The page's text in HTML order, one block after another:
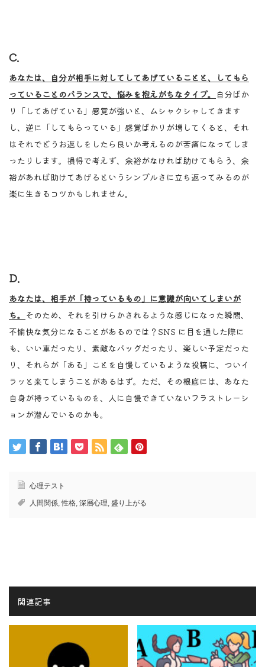
C.
あなたは、自分が相手に対してしてあげていることと、してもら
っていることのバランスで、悩みを抱えがちなタイプ。 自分ばか
り「してあげている」感覚が強いと、ムシャクシャしてきます
し、逆に「してもらっている」感覚ばかりが増してくると、それ
はそれでどうお返しをしたら良いか考えるのが苦痛になってしま
ったりします。損得で考えず、余裕がなければ助けてもらう、余
裕があれば助けてあげるというシンプルさに立ち返ってみるのが
楽に生きるコツかもしれません。
D.
あなたは、相手が「持っているもの」に意識が向いてしまいが
ち。 そのため、それを引けらかされるような感じになった瞬間、
不愉快な気分になることがあるのでは？SNS に目を通した際に
も、いい車だったり、素敵なバッグだったり、楽しい予定だった
り、それらが「ある」ことを自慢しているような投稿に、ついイ
ラッと来てしまうことがあるはず。ただ、その根底には、あなた
自身が持っているものを、人に自慢できていないフラストレーシ
ョンが潜んでいるのかも。
心理テスト
人間関係,性格, 深層心理, 盛り上がる
関連記事